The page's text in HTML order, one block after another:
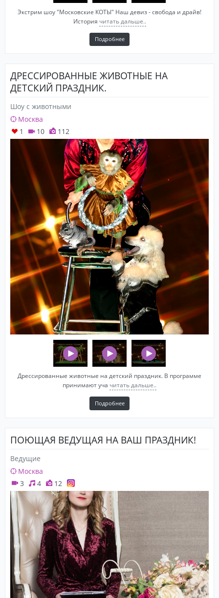
Экстрим шоу "Московские КОТЫ" Наш девиз - свобода и драйв!
История читать дальше..
Подробнее
ДРЕССИРОВАННЫЕ ЖИВОТНЫЕ НА
ДЕТСКИЙ ПРАЗДНИК.
Шоу с животными
Москва
1
10 112
Дрессированные животные на детский праздник. В программе
принимают уча читать дальше..
Подробнее
ПОЮЩАЯ ВЕДУЩАЯ НА ВАШ ПРАЗДНИК!
Ведущие
Москва
3
4 12